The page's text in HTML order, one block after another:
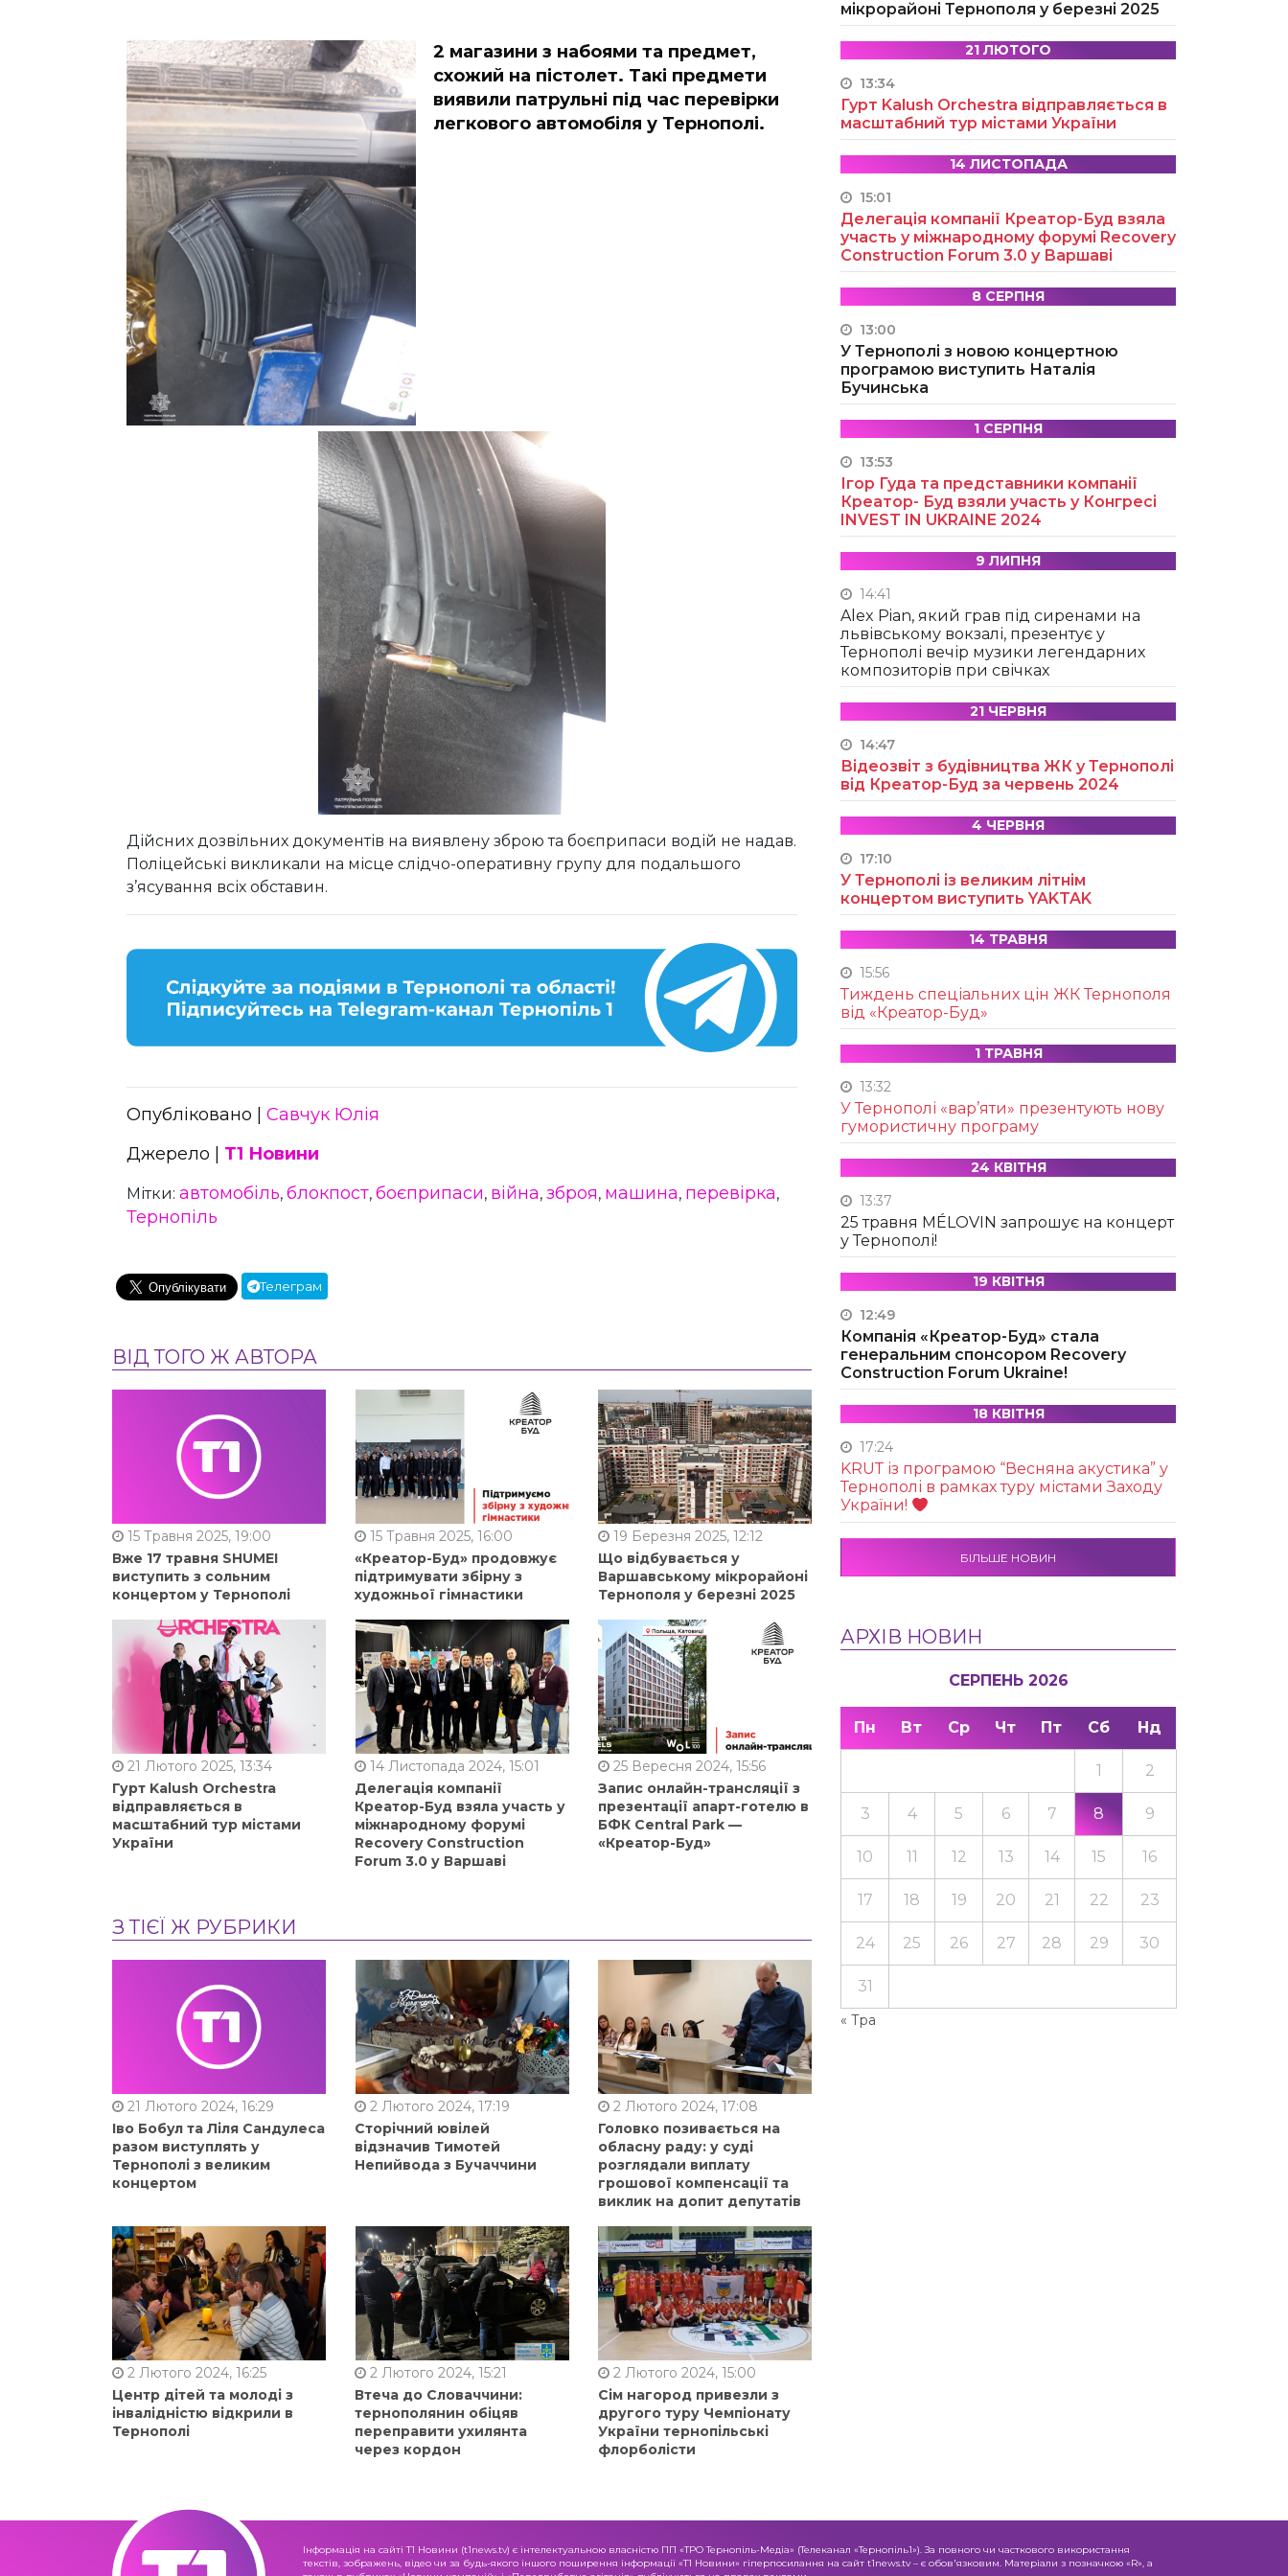
2 магазини з набоями та предмет,
схожий на пістолет. Такі предмети
виявили патрульні під час перевірки
легкового автомобіля у Тернополі.
Дійсних дозвільних документів на виявлену зброю та боєприпаси водій не надав.
Поліцейські викликали на місце слідчо-оперативну групу для подальшого
з’ясування всіх обставин.
Опубліковано | Савчук Юлія
Джерело | Т1 Новини
Мітки: автомобіль, блокпост, боєприпаси, війна, зброя, машина, перевірка,
Тернопіль
Телеграм
ВІД ТОГО Ж АВТОРА
15 Травня 2025, 19:00
Вже 17 травня SHUMEI
виступить з сольним
концертом у Тернополі
15 Травня 2025, 16:00
«Креатор-Буд» продовжує
підтримувати збірну з
художньої гімнастики
19 Березня 2025, 12:12
Що відбувається у
Варшавському мікрорайоні
Тернополя у березні 2025
21 Лютого 2025, 13:34
Гурт Kalush Orchestra
відправляється в
масштабний тур містами
України
14 Листопада 2024, 15:01
Делегація компанії
Креатор-Буд взяла участь у
міжнародному форумі
Recovery Construction
Forum 3.0 у Варшаві
25 Вересня 2024, 15:56
Запис онлайн-трансляції з
презентації апарт-готелю в
БФК Central Park —
«Креатор-Буд»
З ТІЄЇ Ж РУБРИКИ
21 Лютого 2024, 16:29
Іво Бобул та Ліля Сандулеса
разом виступлять у
Тернополі з великим
концертом
2 Лютого 2024, 17:19
Сторічний ювілей
відзначив Тимотей
Непийвода з Бучаччини
2 Лютого 2024, 17:08
Головко позивається на
обласну раду: у суді
розглядали виплату
грошової компенсації та
виклик на допит депутатів
2 Лютого 2024, 16:25
Центр дітей та молоді з
інвалідністю відкрили в
Тернополі
2 Лютого 2024, 15:21
Втеча до Словаччини:
тернополянин обіцяв
переправити ухилянта
через кордон
2 Лютого 2024, 15:00
Сім нагород привезли з
другого туру Чемпіонату
України тернопільські
флорболісти
мікрорайоні Тернополя у березні 2025
21 ЛЮТОГО
13:34
Гурт Kalush Orchestra відправляється в
масштабний тур містами України
14 ЛИСТОПАДА
15:01
Делегація компанії Креатор-Буд взяла
участь у міжнародному форумі Recovery
Construction Forum 3.0 у Варшаві
8 СЕРПНЯ
13:00
У Тернополі з новою концертною
програмою виступить Наталія
Бучинська
1 СЕРПНЯ
13:53
Ігор Гуда та представники компанії
Креатор- Буд взяли участь у Конгресі
INVEST IN UKRAINE 2024
9 ЛИПНЯ
14:41
Alex Pian, який грав під сиренами на
львівському вокзалі, презентує у
Тернополі вечір музики легендарних
композиторів при свічках
21 ЧЕРВНЯ
14:47
Відеозвіт з будівництва ЖК у Тернополі
від Креатор-Буд за червень 2024
4 ЧЕРВНЯ
17:10
У Тернополі із великим літнім
концертом виступить YAKTAK
14 ТРАВНЯ
15:56
Тиждень спеціальних цін ЖК Тернополя
від «Креатор-Буд»
1 ТРАВНЯ
13:32
У Тернополі «вар’яти» презентують нову
гумористичну програму
24 КВІТНЯ
13:37
25 травня MÉLOVIN запрошує на концерт
у Тернополі!
19 КВІТНЯ
12:49
Компанія «Креатор-Буд» стала
генеральним спонсором Recovery
Construction Forum Ukraine!
18 КВІТНЯ
17:24
KRUТ із програмою “Весняна акустика” у
Тернополі в рамках туру містами Заходу
України!
БІЛЬШЕ НОВИН
АРХІВ НОВИН
СЕРПЕНЬ 2026
Пн Вт Ср Чт Пт Сб Нд
« Тра
1 2
3 4 5 6 7 8 9
10 11 12 13 14 15 16
17 18 19 20 21 22 23
24 25 26 27 28 29 30
31
Інформація на сайті Т1 Новини (t1news.tv) є інтелектуальною власністю ПП «ТРО Тернопіль-Медіа» (Телеканал «Тернопіль1»). За повного чи часткового використання
текстів, зображень, відео чи за будь-якого іншого поширення інформації «Т1 Новини» гіперпосилання на сайт t1news.tv – є обов'язковим. Матеріали з позначкою «R», а